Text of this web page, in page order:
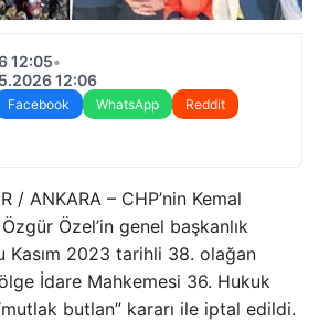
12:05•
12:06
Facebook WhatsApp
Reddit
/ ANKARA – CHP’nin Kemal
Özel’in genel başkanlık
Kasım 2023 tarihli 38. olağan
İdare Mahkemesi 36. Hukuk
butlan” kararı ile iptal edildi.